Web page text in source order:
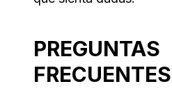
PREGUNTAS
FRECUENTES